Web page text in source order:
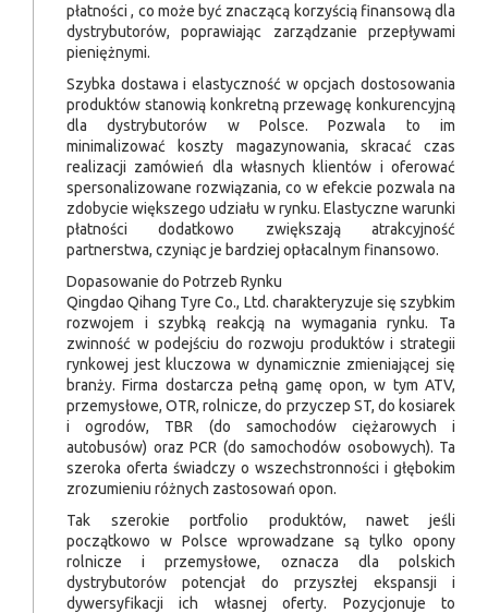
płatności , co może być znaczącą korzyścią finansową dla
dystrybutorów, poprawiając zarządzanie przepływami
pieniężnymi.
Szybka dostawa i elastyczność w opcjach dostosowania
produktów stanowią konkretną przewagę konkurencyjną
dla dystrybutorów w Polsce. Pozwala to im
minimalizować koszty magazynowania, skracać czas
realizacji zamówień dla własnych klientów i oferować
spersonalizowane rozwiązania, co w efekcie pozwala na
zdobycie większego udziału w rynku. Elastyczne warunki
płatności dodatkowo zwiększają atrakcyjność
partnerstwa, czyniąc je bardziej opłacalnym finansowo.
Dopasowanie do Potrzeb Rynku
Qingdao Qihang Tyre Co., Ltd. charakteryzuje się szybkim
rozwojem i szybką reakcją na wymagania rynku. Ta
zwinność w podejściu do rozwoju produktów i strategii
rynkowej jest kluczowa w dynamicznie zmieniającej się
branży. Firma dostarcza pełną gamę opon, w tym ATV,
przemysłowe, OTR, rolnicze, do przyczep ST, do kosiarek
i ogrodów, TBR (do samochodów ciężarowych i
autobusów) oraz PCR (do samochodów osobowych). Ta
szeroka oferta świadczy o wszechstronności i głębokim
zrozumieniu różnych zastosowań opon.
Tak szerokie portfolio produktów, nawet jeśli
początkowo w Polsce wprowadzane są tylko opony
rolnicze i przemysłowe, oznacza dla polskich
dystrybutorów potencjał do przyszłej ekspansji i
dywersyfikacji ich własnej oferty. Pozycjonuje to